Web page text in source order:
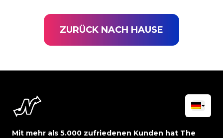
ZURÜCK NACH HAUSE
Mit mehr als 5.000 zufriedenen Kunden hat The